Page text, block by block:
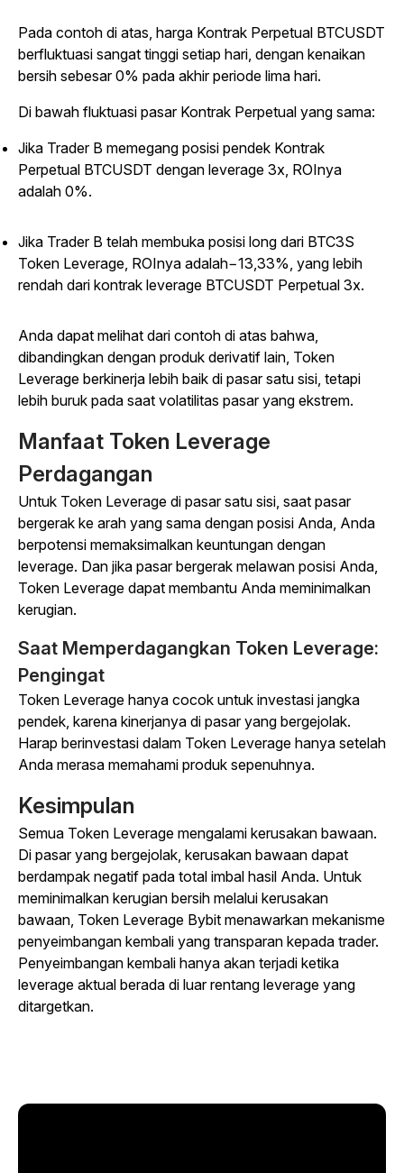
Pada contoh di atas, harga Kontrak Perpetual BTCUSDT
berfluktuasi sangat tinggi setiap hari, dengan kenaikan
bersih sebesar 0% pada akhir periode lima hari.
Di bawah fluktuasi pasar Kontrak Perpetual yang sama:
Jika Trader B memegang posisi pendek Kontrak
Perpetual BTCUSDT dengan leverage 3x, ROInya
adalah 0%.
Jika Trader B telah membuka posisi long dari BTC3S
Token Leverage, ROInya adalah−13,33%, yang lebih
rendah dari kontrak leverage BTCUSDT Perpetual 3x.
Anda dapat melihat dari contoh di atas bahwa,
dibandingkan dengan produk derivatif lain, Token
Leverage berkinerja lebih baik di pasar satu sisi, tetapi
lebih buruk pada saat volatilitas pasar yang ekstrem.
Manfaat Token Leverage
Perdagangan
Untuk Token Leverage di pasar satu sisi, saat pasar
bergerak ke arah yang sama dengan posisi Anda, Anda
berpotensi memaksimalkan keuntungan dengan
leverage. Dan jika pasar bergerak melawan posisi Anda,
Token Leverage dapat membantu Anda meminimalkan
kerugian.
Saat Memperdagangkan Token Leverage:
Pengingat
Token Leverage hanya cocok untuk investasi jangka
pendek, karena kinerjanya di pasar yang bergejolak.
Harap berinvestasi dalam Token Leverage hanya setelah
Anda merasa memahami produk sepenuhnya.
Kesimpulan
Semua Token Leverage mengalami kerusakan bawaan.
Di pasar yang bergejolak, kerusakan bawaan dapat
berdampak negatif pada total imbal hasil Anda. Untuk
meminimalkan kerugian bersih melalui kerusakan
bawaan, Token Leverage Bybit menawarkan mekanisme
penyeimbangan kembali yang transparan kepada trader.
Penyeimbangan kembali hanya akan terjadi ketika
leverage aktual berada di luar rentang leverage yang
ditargetkan.